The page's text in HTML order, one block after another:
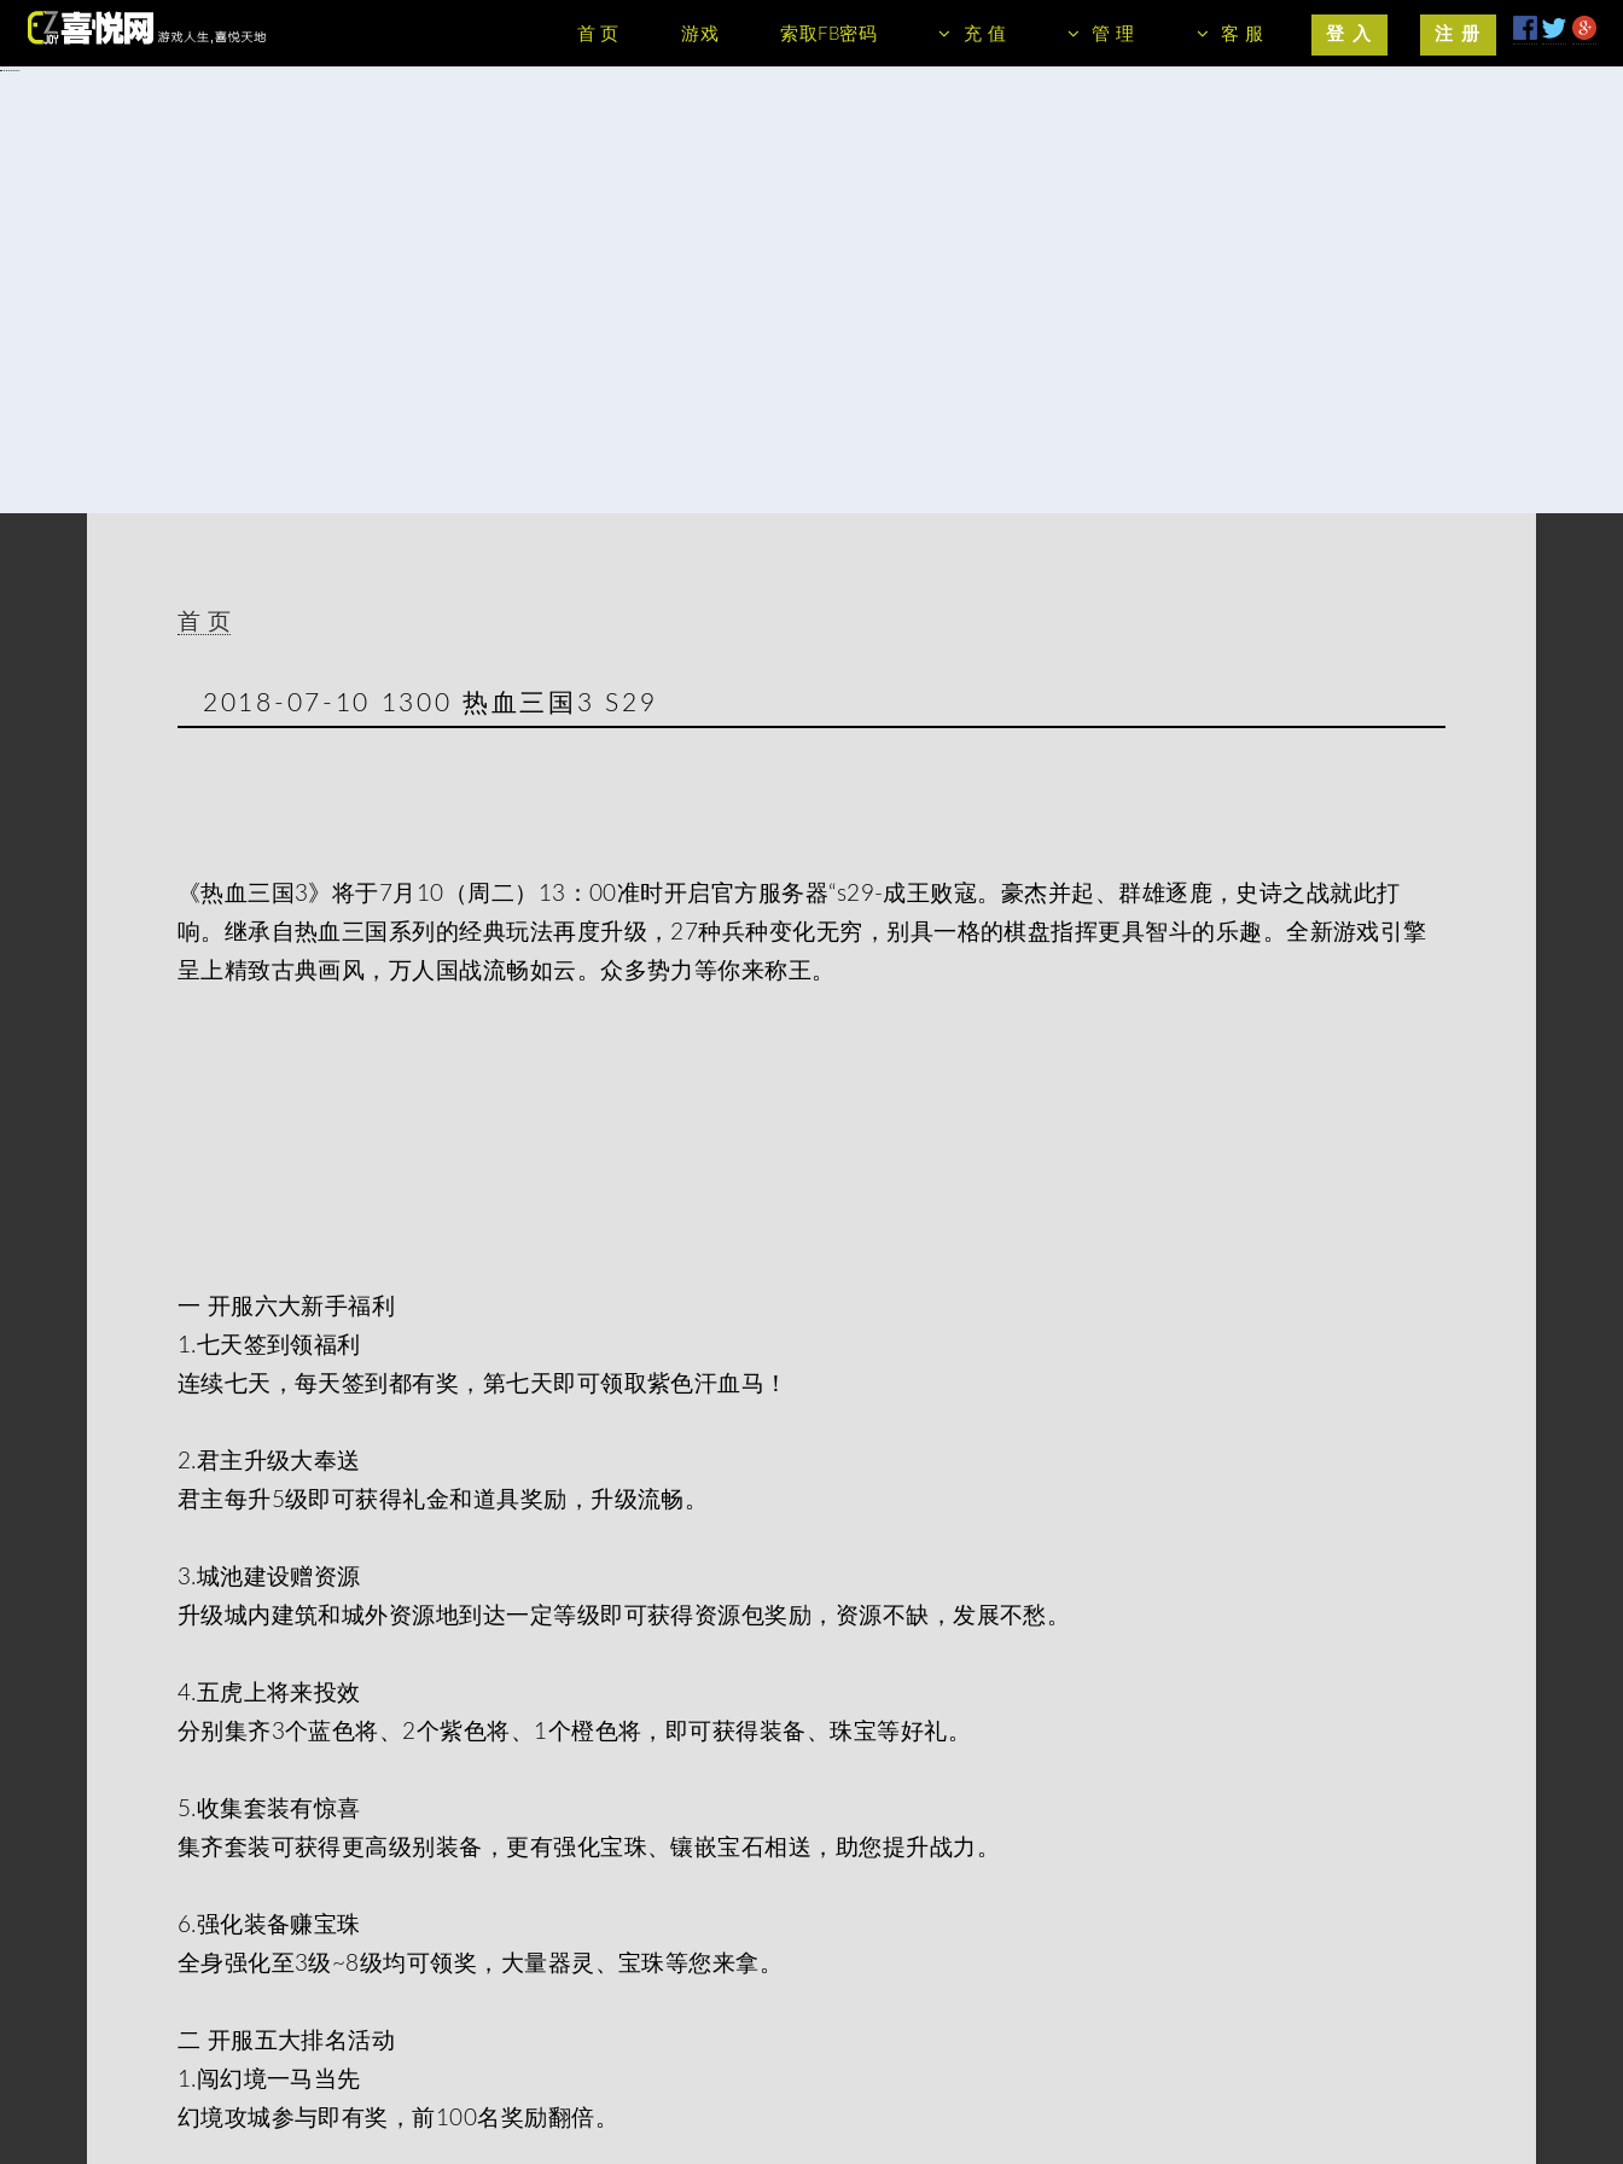
首 页 游戏 索取FB密码 充 值 管 理 客 服 登 入 注 册
首 页
2018-07-10 1300 热血三国3 S29
《热血三国3》将于7月10（周二）13：00准时开启官方服务器“s29-成王败寇。豪杰并起、群雄逐鹿，史诗之战就此打
响。继承自热血三国系列的经典玩法再度升级，27种兵种变化无穷，别具一格的棋盘指挥更具智斗的乐趣。全新游戏引擎
呈上精致古典画风，万人国战流畅如云。众多势力等你来称王。
一 开服六大新手福利
1.七天签到领福利
连续七天，每天签到都有奖，第七天即可领取紫色汗血马！
2.君主升级大奉送
君主每升5级即可获得礼金和道具奖励，升级流畅。
3.城池建设赠资源
升级城内建筑和城外资源地到达一定等级即可获得资源包奖励，资源不缺，发展不愁。
4.五虎上将来投效
分别集齐3个蓝色将、2个紫色将、1个橙色将，即可获得装备、珠宝等好礼。
5.收集套装有惊喜
集齐套装可获得更高级别装备，更有强化宝珠、镶嵌宝石相送，助您提升战力。
6.强化装备赚宝珠
全身强化至3级~8级均可领奖，大量器灵、宝珠等您来拿。
二 开服五大排名活动
1.闯幻境一马当先
幻境攻城参与即有奖，前100名奖励翻倍。